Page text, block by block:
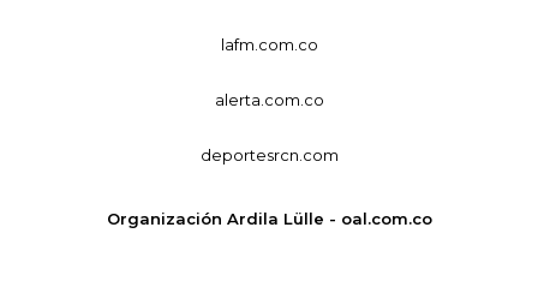
lafm.com.co
alerta.com.co
deportesrcn.com
Organización Ardila Lülle - oal.com.co